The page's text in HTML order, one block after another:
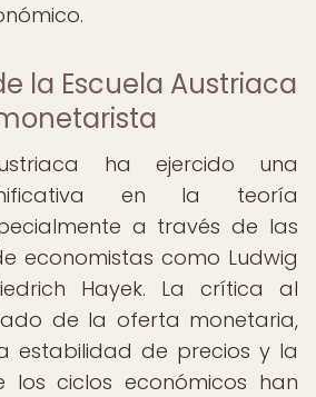
la Escuela Austriaca
ha ejercido una
en la teoría
a través de las
economistas como Ludwig
Hayek. La crítica al
de la oferta monetaria,
estabilidad de precios y la
los ciclos económicos han